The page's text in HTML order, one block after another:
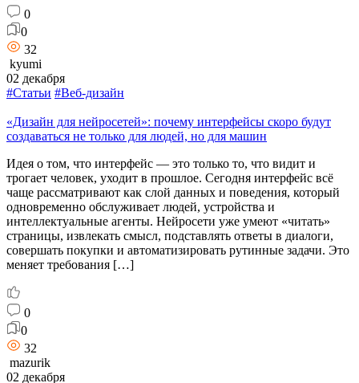
0
0
32
kyumi
02 декабря
#Статьи #Веб-дизайн
«Дизайн для нейросетей»: почему интерфейсы скоро будут
создаваться не только для людей, но для машин
Идея о том, что интерфейс — это только то, что видит и
трогает человек, уходит в прошлое. Сегодня интерфейс всё
чаще рассматривают как слой данных и поведения, который
одновременно обслуживает людей, устройства и
интеллектуальные агенты. Нейросети уже умеют «читать»
страницы, извлекать смысл, подставлять ответы в диалоги,
совершать покупки и автоматизировать рутинные задачи. Это
меняет требования […]
0
0
32
mazurik
02 декабря